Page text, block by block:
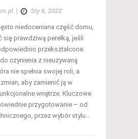
| Sty 6, 2022
niedoceniana część domu,
się prawdziwą perełką, jeśli
przekształcone.
czynienia z nieużywaną
nie spełnia swojej roli, a
aby zamienić ją w
wnętrze. Kluczowe
przygotowanie – od
przez wybór stylu…